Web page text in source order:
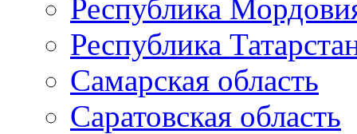
Республика
Республика
Самарская область
Саратовская область